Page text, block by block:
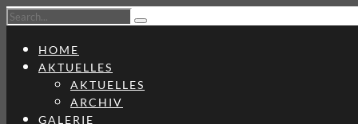
HOME
AKTUELLES
AKTUELLES
ARCHIV
GALERIE